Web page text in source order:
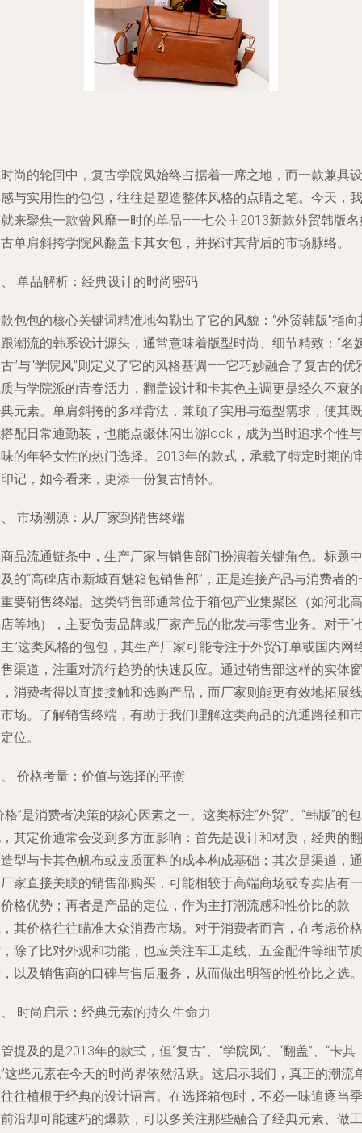
尚的轮回中，复古学院风始终占据着一席之地，而一款兼具设
与实用性的包包，往往是塑造整体风格的点睛之笔。今天，我
来聚焦一款曾风靡一时的单品——七公主2013新款外贸韩版名
单肩斜挎学院风翻盖卡其女包，并探讨其背后的市场脉络。
单品解析：经典设计的时尚密码
包包的核心关键词精准地勾勒出了它的风貌：“外贸韩版”指向
潮流的韩系设计源头，通常意味着版型时尚、细节精致；“名
”与“学院风”则定义了它的风格基调——它巧妙融合了复古的优
与学院派的青春活力，翻盖设计和卡其色主调更是经久不衰的
元素。单肩斜挎的多样背法，兼顾了实用与造型需求，使其既
配日常通勤装，也能点缀休闲出游look，成为当时追求个性与
的年轻女性的热门选择。2013年的款式，承载了特定时期的
记，如今看来，更添一份复古情怀。
市场溯源：从厂家到销售终端
品流通链条中，生产厂家与销售部门扮演着关键角色。标题中
的“高碑店市新城百魅箱包销售部”，正是连接产品与消费者的
要销售终端。这类销售部通常位于箱包产业集聚区（如河北高
等地），主要负责品牌或厂家产品的批发与零售业务。对于“
”这类风格的包包，其生产厂家可能专注于外贸订单或国内网
渠道，注重对流行趋势的快速反应。通过销售部这样的实体窗
消费者得以直接接触和选购产品，而厂家则能更有效地拓展线
场。了解销售终端，有助于我们理解这类商品的流通路径和市
位。
价格考量：价值与选择的平衡
格”是消费者决策的核心因素之一。这类标注“外贸”、“韩版”的包
其定价通常会受到多方面影响：首先是设计和材质，经典的翻
型与卡其色帆布或皮质面料的成本构成基础；其次是渠道，通
家直接关联的销售部购买，可能相较于高端商场或专卖店有一
格优势；再者是产品的定位，作为主打潮流感和性价比的款
其价格往往瞄准大众消费市场。对于消费者而言，在考虑价格
除了比对外观和功能，也应关注车工走线、五金配件等细节质
以及销售商的口碑与售后服务，从而做出明智的性价比之选。
时尚启示：经典元素的持久生命力
提及的是2013年的款式，但“复古”、“学院风”、“翻盖”、“卡其
这些元素在今天的时尚界依然活跃。这启示我们，真正的潮流
往植根于经典的设计语言。在选择箱包时，不必一味追逐当季
沿却可能速朽的爆款，可以多关注那些融合了经典元素、做工